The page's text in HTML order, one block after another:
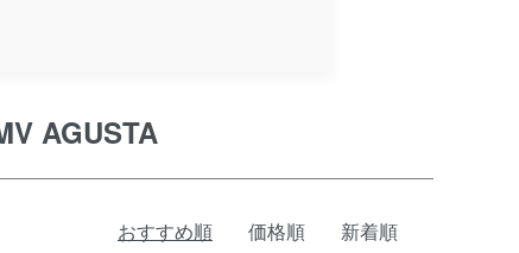
AGUSTA
おすすめ順 価格順 新着順